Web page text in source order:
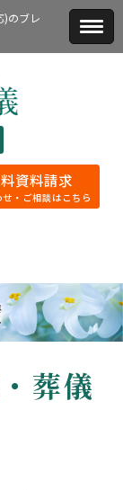
)のブレ
資料請求
・ご相談はこちら
葬儀